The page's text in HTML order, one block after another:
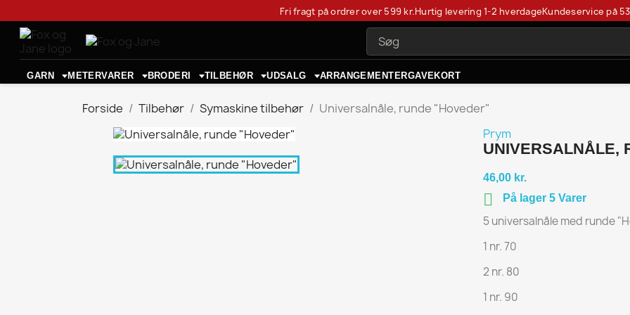
Fri fragt på ordrer over 599 kr.Hurtig levering 1-2 hverdageKundeservice på
GARN METERVARER BRODERI TILBEHØR UDSALG ARRANGEMENTERGAVEKORT
Forside Tilbehør Symaskine tilbehør
Universalnåle, runde "Hoveder"
Prym
UNIVERSALNÅLE,
46,00 kr.
 På lager 5 Varer
5 universalnåle med runde
1 nr. 70
2 nr. 80
1 nr. 90